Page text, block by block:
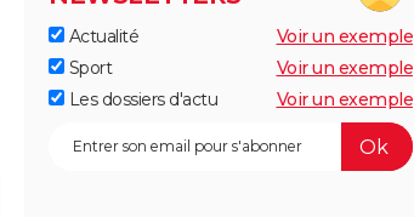
Actualité
Voir un exemple
Sport
Voir un exemple
Les dossiers d'actu
Voir un exemple